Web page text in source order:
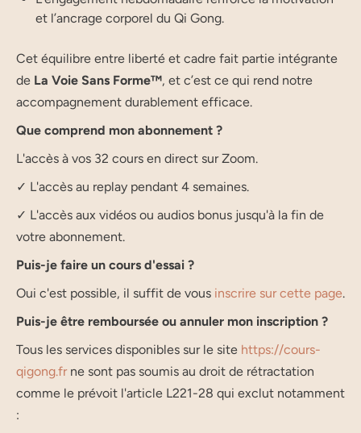
et l’ancrage corporel du Qi Gong.
Cet équilibre entre liberté et cadre fait partie intégrante
de La Voie Sans Forme™, et c’est ce qui rend notre
accompagnement durablement efficace.
Que comprend mon abonnement ?
L'accès à vos 32 cours en direct sur Zoom.
✓ L'accès au replay pendant 4 semaines.
✓ L'accès aux vidéos ou audios bonus jusqu'à la fin de
votre abonnement.
Puis-je faire un cours d'essai ?
Oui c'est possible, il suffit de vous inscrire sur cette page.
Puis-je être remboursée ou annuler mon inscription ?
Tous les services disponibles sur le site https://cours-
qigong.frne sont pas soumis au droit de rétractation
comme le prévoit l'article L221-28 qui exclut notamment
: